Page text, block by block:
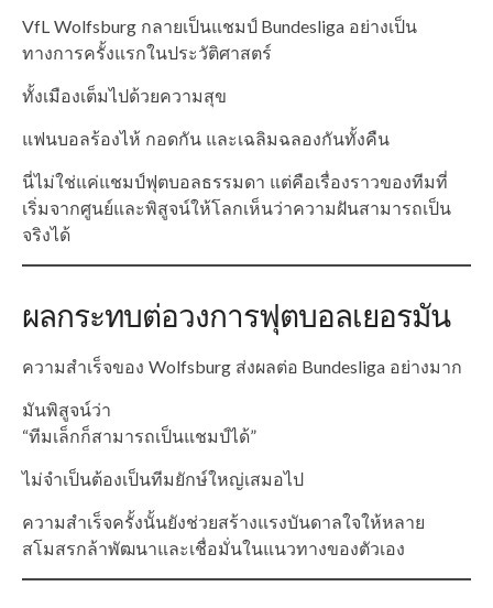
VfL Wolfsburg กลายเป็นแชมป์ Bundesliga อย่างเป็น
ทางการครั้งแรกในประวัติศาสตร์
ทั้งเมืองเต็มไปด้วยความสุข
แฟนบอลร้องไห้ กอดกัน และเฉลิมฉลองกันทั้งคืน
นี่ไม่ใช่แค่แชมป์ฟุตบอลธรรมดา แต่คือเรื่องราวของทีมที่
เริ่มจากศูนย์และพิสูจน์ให้โลกเห็นว่าความฝันสามารถเป็น
จริงได้
ผลกระทบต่อวงการฟุตบอลเยอรมัน
ความสำเร็จของ Wolfsburg ส่งผลต่อ Bundesliga อย่างมาก
มันพิสูจน์ว่า
“ทีมเล็กก็สามารถเป็นแชมป์ได้”
ไม่จำเป็นต้องเป็นทีมยักษ์ใหญ่เสมอไป
ความสำเร็จครั้งนั้นยังช่วยสร้างแรงบันดาลใจให้หลาย
สโมสรกล้าพัฒนาและเชื่อมั่นในแนวทางของตัวเอง